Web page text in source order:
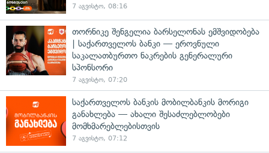
7 აგვისტო, 08:16
თორნიკე შენგელია ბარსელონას ემშვიდობება
| საქართველოს ბანკი — ეროვნული
საკალათბურთო ნაკრების გენერალური
სპონსორი
7 აგვისტო, 07:20
საქართველოს ბანკის მობილბანკის მორიგი
განახლება — ახალი შესაძლებლობები
მომხმარებლებისთვის
7 აგვისტო, 07:12